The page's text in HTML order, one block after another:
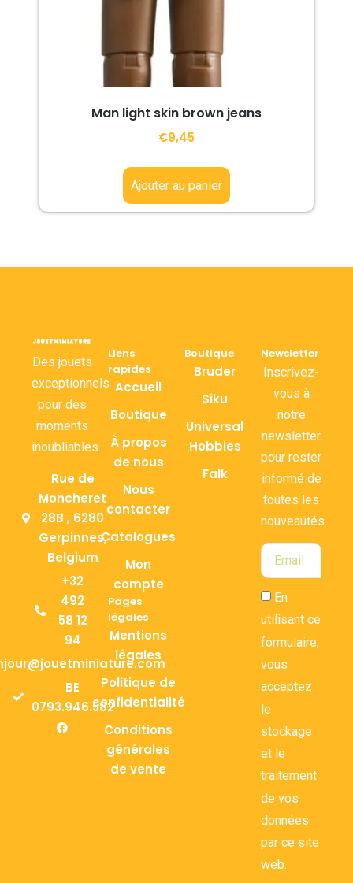
Man light skin brown jeans
€9,45
Ajouter au panier
Des jouets
exceptionnels
pour des
moments
inoubliables.
Rue de
Moncheret
28B , 6280
Gerpinnes,
Belgium
+32
492
58 12
94
BE
0793.946.582
Liens
rapides
Accueil
Boutique
À propos
de nous
Nous
contacter
Catalogues
Mon
compte
Pages
légales
Mentions
légales
Politique de
confidentialité
Conditions
générales
de vente
Boutique
Bruder
Siku
Universal
Hobbies
Falk
Newsletter
Inscrivez-
vous à
notre
newsletter
pour rester
informé de
toutes les
nouveautés.
En
utilisant ce
formulaire,
vous
acceptez
le
stockage
et le
traitement
de vos
données
par ce site
web.